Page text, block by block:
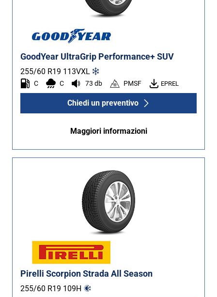
GoodYear UltraGrip Performance+ SUV
255/60 R19 113VXL
C C 73 db PMSF EPREL
Chiedi un preventivo
Maggiori informazioni
Pirelli Scorpion Strada All Season
255/60 R19 109H